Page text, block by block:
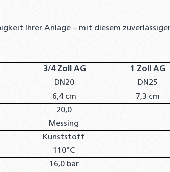
Ihrer Anlage – mit diesem
3/4 Zoll AG 1 Zoll AG
DN20 DN25
6,4 cm 7,3 cm
20,0
Messing
Kunststoff
110°C
16,0 bar